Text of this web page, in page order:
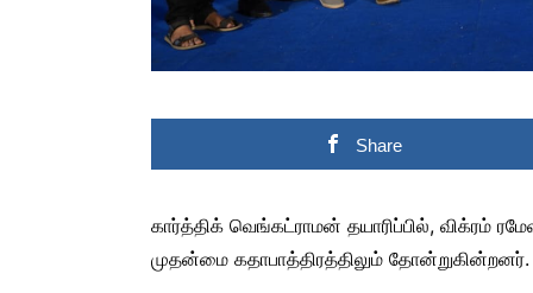
Share
கார்த்திக் வெங்கட்ராமன் தயாரிப்பில், விக்ரம்
முதன்மை கதாபாத்திரத்திலும் தோன்றுகின்றனர்.